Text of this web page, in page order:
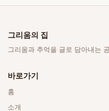
그리움의 집
그리움과 추억을 글로 담아내는
바로가기
홈
소개